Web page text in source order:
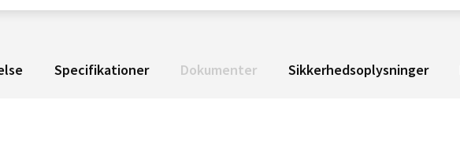
Specifikationer Dokumenter Sikkerhedsoplysninger